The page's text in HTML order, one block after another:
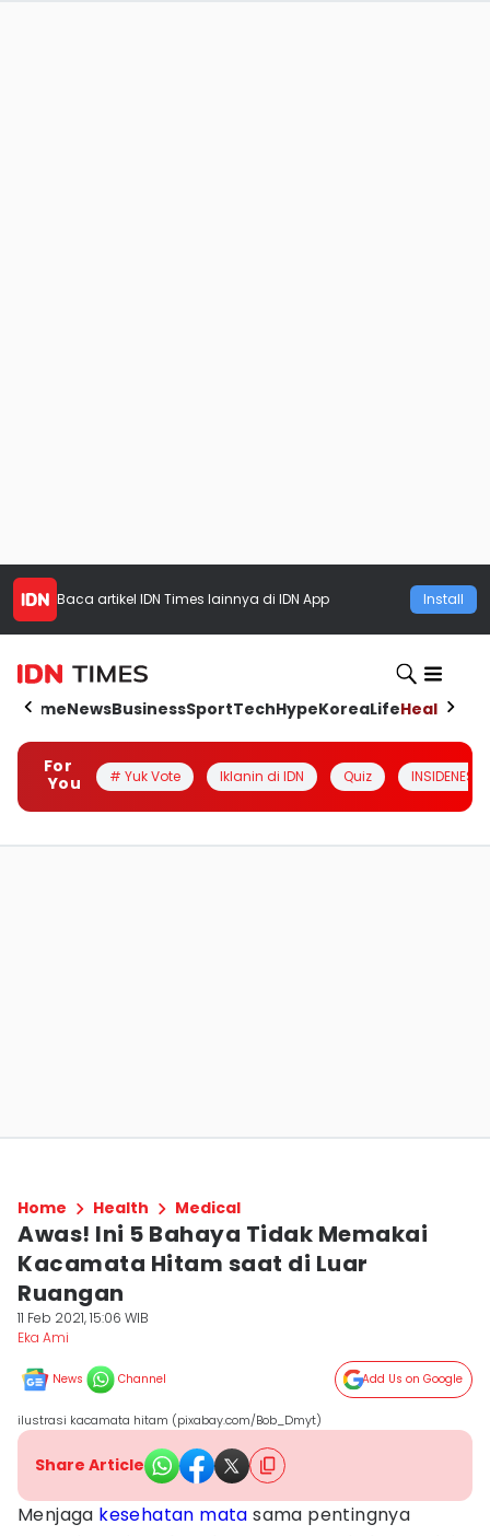
Baca artikel IDN Times lainnya di IDN App Install
HomeNewsBusinessSportTechHypeKoreaLifeHealth
For
You
# Yuk Vote Iklanin di IDN Quiz INSIDENESIA
Home Health Medical
Awas! Ini 5 Bahaya Tidak Memakai
Kacamata Hitam saat di Luar
Ruangan
11 Feb 2021, 15:06 WIB
Eka Ami
News Channel Add Us on Google
ilustrasi kacamata hitam (pixabay.com/Bob_Dmyt)
Share Article
Menjaga kesehatan mata sama pentingnya